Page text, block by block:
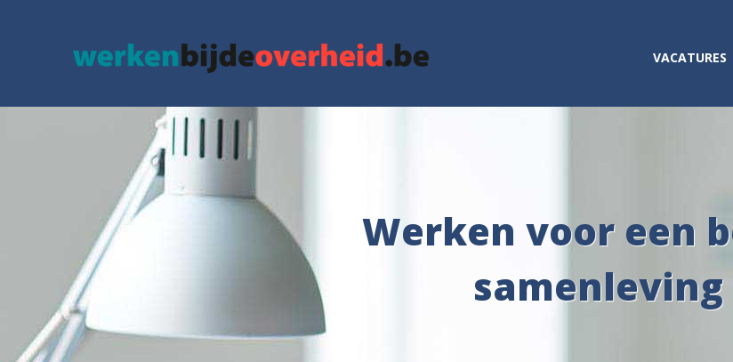
VACATURES
Werken voor een
samenleving